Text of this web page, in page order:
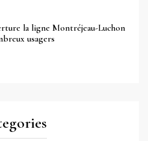
la ligne Montréjeau-Luchon
usagers